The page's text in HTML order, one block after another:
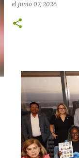
el junio 07, 2026